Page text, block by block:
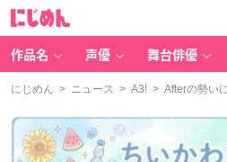
作品名 声優 舞台俳優
にじめん > ニュース > A3! > Afterの勢い